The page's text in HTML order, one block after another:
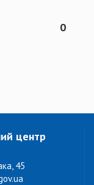
0
центр
45